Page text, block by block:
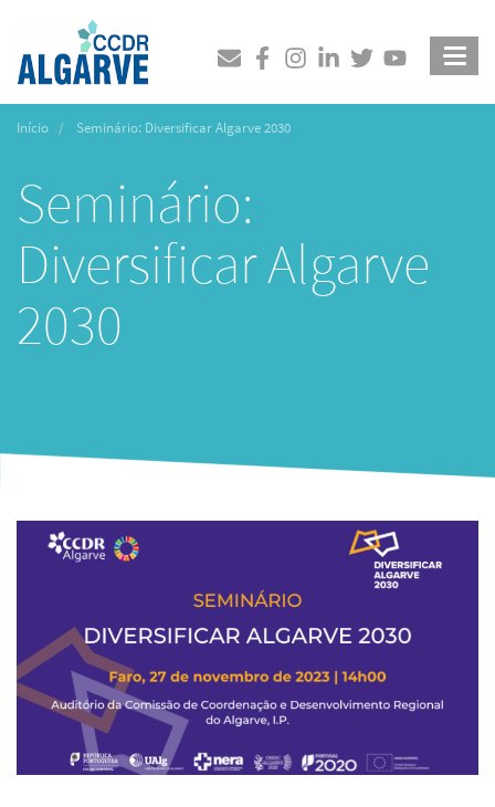
principal
Pesquisar Pesquisar
Início Seminário: Diversificar Algarve 2030
Seminário:
Diversificar Algarve
2030